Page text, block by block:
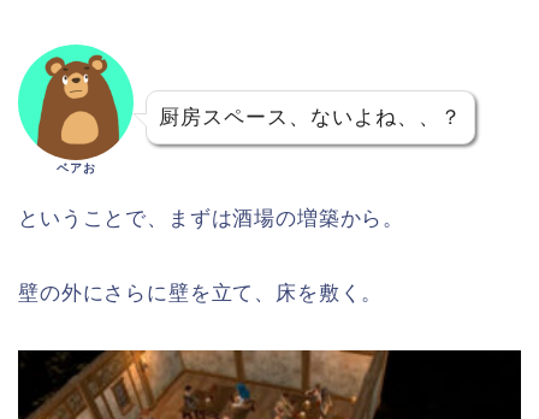
ベアお
厨房スペース、ないよね、、？
ということで、まずは酒場の増築から。
壁の外にさらに壁を立て、床を敷く。